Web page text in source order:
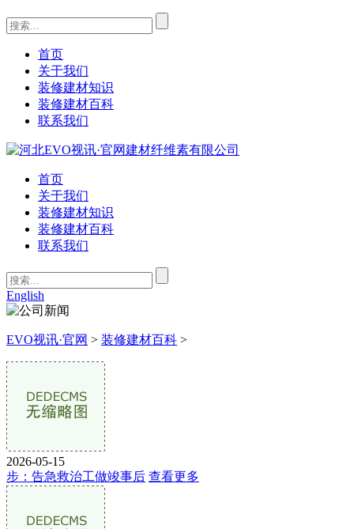
首页
关于我们
装修建材知识
装修建材百科
联系我们
首页
关于我们
装修建材知识
装修建材百科
联系我们
English
EVO视讯·官网 > 装修建材百科 >
2026-05-15
步：告急救治工做竣事后 查看更多